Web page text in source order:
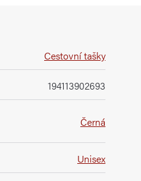
Cestovní tašky
194113902693
Černá
Unisex